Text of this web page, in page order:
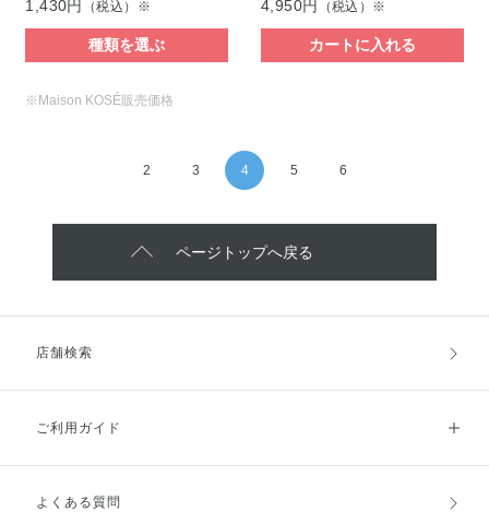
1,430円
（税込）※
種類を選ぶ
4,950円
（税込）※
カートに入れる
※Maison KOSÉ販売価格
2 3 4 5 6
ページトップへ戻る
店舗検索
ご利用ガイド
ご利用ガイドトップ
よくある質問